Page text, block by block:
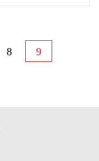
8 9